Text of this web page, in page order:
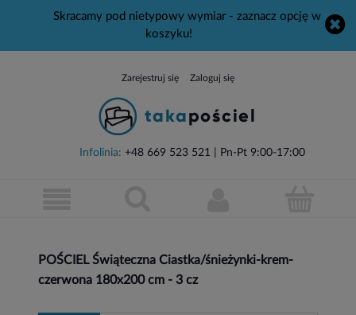
Skracamy pod nietypowy wymiar - zaznacz opcję w
koszyku!
Zarejestruj się Zaloguj się
Infolinia: +48 669 523 521 | Pn-Pt 9:00-17:00
POŚCIEL Świąteczna Ciastka/śnieżynki-krem-
czerwona 180x200 cm - 3 cz